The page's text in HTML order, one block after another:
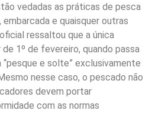
vedadas as práticas de pesca
e quaisquer outras
ressaltou que a única
1º de fevereiro, quando passa
e solte” exclusivamente
nesse caso, o pescado não
devem portar
com as normas